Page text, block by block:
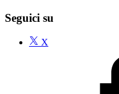
Seguici su
X